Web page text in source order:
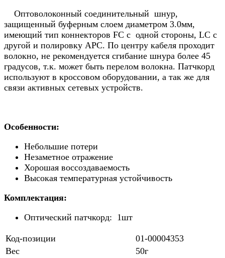
Оптоволоконный соединительный шнур,
защищенный буферным слоем диаметром 3.0мм,
имеющий тип коннекторов FC с одной стороны, LC с
другой и полировку APC. По центру кабеля проходит
волокно, не рекомендуется сгибание шнура более 45
градусов, т.к. может быть перелом волокна. Патчкорд
используют в кроссовом оборудовании, а так же для
связи активных сетевых устройств.
Особенности:
Небольшие потери
Незаметное отражение
Хорошая воссоздаваемость
Высокая температурная устойчивость
Комплектация:
Оптический патчкорд: 1шт
Код-позиции
01-00004353
Вес
50г